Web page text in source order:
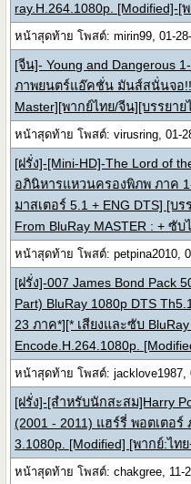
ray.H.264.1080p. [Modified]-[
หน้าสุดท้าย โพสต์: mirin99, 01-
[จีน]- Young and Dangerous
ภาพยนตร์แอ๊คชั่น มันส์สนั่นจอ
Master][พากย์ไทย/จีน][บรรยาย
หน้าสุดท้าย โพสต์: virusring, 01-
[ฝรั่ง]-[Mini-HD]-The Lord of
อภินิหารแหวนครองพิภพ ภาค
มาสเตอร์ 5.1 + ENG DTS] [บ
From BluRay MASTER : + ซั
หน้าสุดท้าย โพสต์: petpina2010,
[ฝรั่ง]-007 James Bond Pack
Part) BluRay 1080p DTS
23 ภาค*][* เสียงและซับ
Encode.H.264.1080p.
หน้าสุดท้าย โพสต์: jacklove1987,
[ฝรั่ง]-[สำหรับนักสะสม]Harry
(2001 - 2011) แฮร์รี่ พอตเตอร์
3.1080p. [Modified] [พากย์:ไท
หน้าสุดท้าย โพสต์: chakgree, 11-